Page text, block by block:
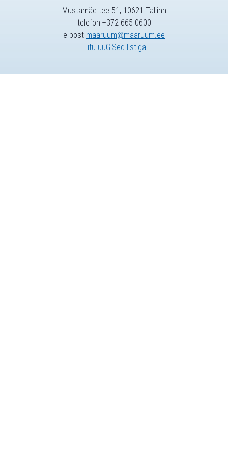
Mustamäe tee 51, 10621 Tallinn
telefon +372 665 0600
e-post maaruum@maaruum.ee
Liitu uuGISed listiga